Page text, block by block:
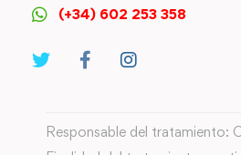
(+34) 602 253 358
Responsable del tratamiento: